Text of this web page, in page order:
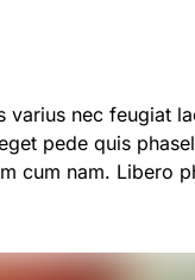
varius nec feugiat
pede quis
cum nam. Libero